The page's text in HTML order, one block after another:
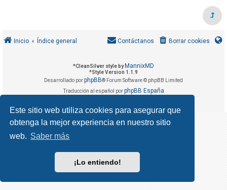
Este sitio web utiliza cookies para asegurar que
obtenga la mejor experiencia en nuestro sitio
web. Saber más
¡Lo entiendo!
r
T
e
s
Inicio Índice general Borrar cookies
Contáctanos
*CleanSilver style by MannixMD
*Style Version 1.1.9
Desarrollado porphpBB® Forum Software © phpBB Limited
Traducción al español porphpBB España